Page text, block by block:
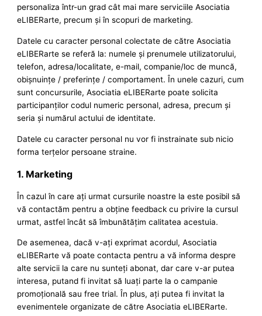
personaliza într-un grad cât mai mare serviciile Asociatia
eLIBERarte, precum şi în scopuri de marketing.
Datele cu caracter personal colectate de către Asociatia
eLIBERarte se referă la: numele şi prenumele utilizatorului,
telefon, adresa/localitate, e-mail, companie/loc de muncă,
obişnuinţe / preferinţe / comportament. În unele cazuri, cum
sunt concursurile, Asociatia eLIBERarte poate solicita
participanţilor codul numeric personal, adresa, precum şi
seria şi numărul actului de identitate.
Datele cu caracter personal nu vor fi instrainate sub nicio
forma terţelor persoane straine.
1. Marketing
În cazul în care ați urmat cursurile noastre la este posibil să
vă contactăm pentru a obţine feedback cu privire la cursul
urmat, astfel încât să îmbunătăţim calitatea acestuia.
De asemenea, dacă v-aţi exprimat acordul, Asociatia
eLIBERarte vă poate contacta pentru a vă informa despre
alte servicii la care nu sunteţi abonat, dar care v-ar putea
interesa, putand fi invitat să luaţi parte la o campanie
promoţională sau free trial. În plus, aţi putea fi invitat la
evenimentele organizate de către Asociatia eLIBERarte.